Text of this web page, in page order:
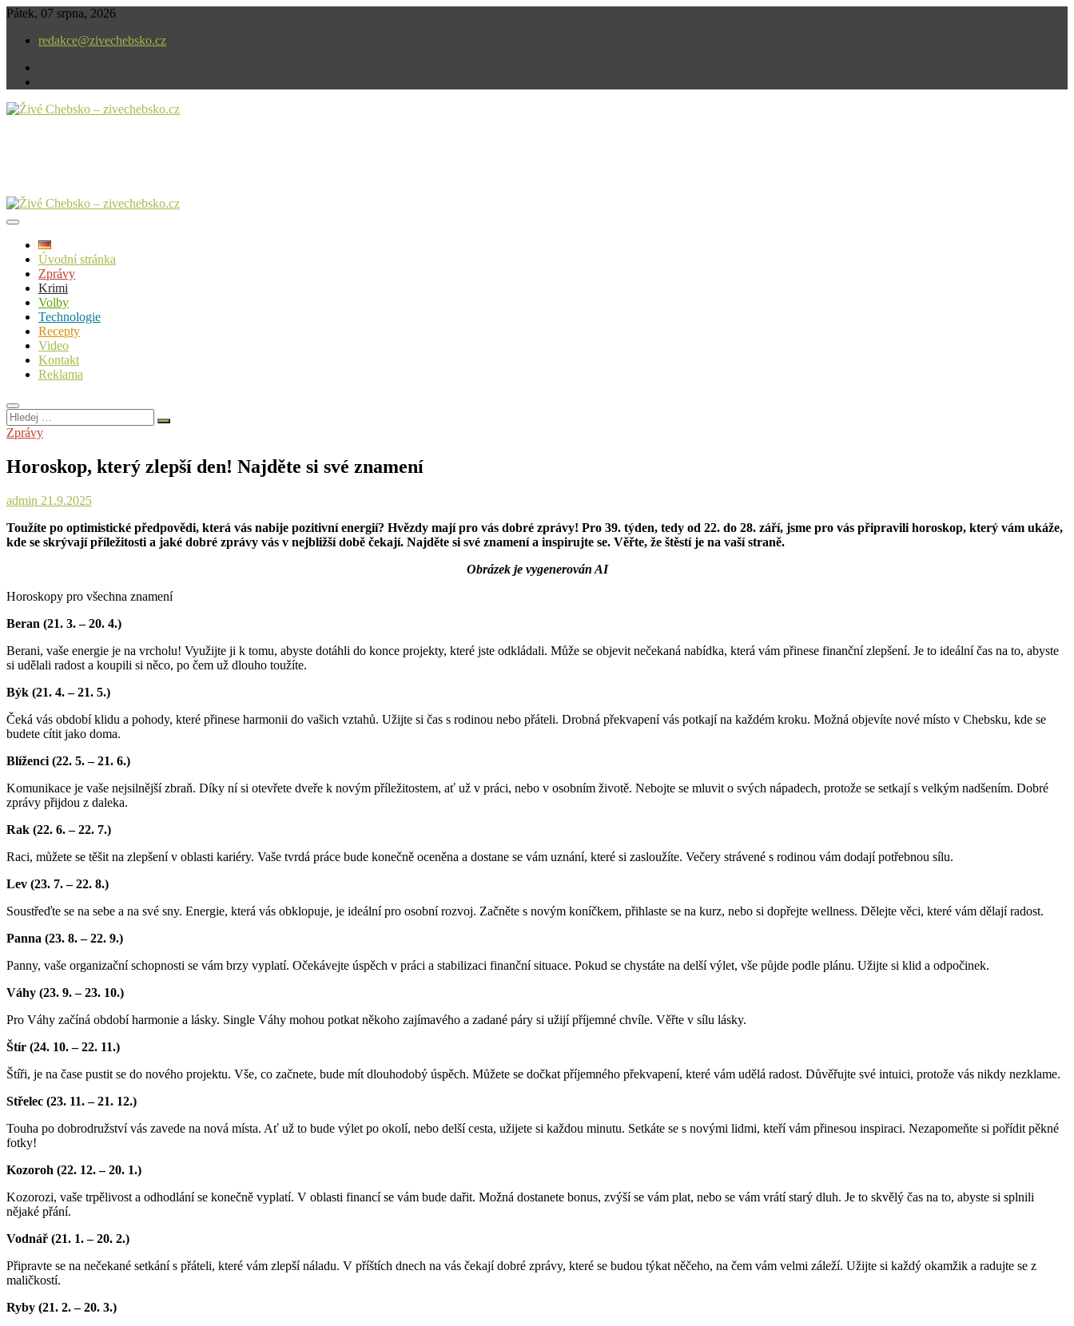
Skip
content
Pátek, 07 srpna, 2026
redakce@zivechebsko.cz
Úvodní stránka
Zprávy
Krimi
Volby
Technologie
Recepty
Video
Kontakt
Reklama
Hledej
…
Zprávy
Horoskop, který zlepší den! Najděte si své znamení
admin 21.9.2025
Toužíte po optimistické předpovědi, která vás nabije pozitivní energií? Hvězdy mají pro vás dobré zprávy! Pro 39. týden, tedy od 22. do 28. září, jsme pro vás připravili horoskop, který vám ukáže,
kde se skrývají příležitosti a jaké dobré zprávy vás v nejbližší době čekají. Najděte si své znamení a inspirujte se. Věřte, že štěstí je na vaší straně.
Obrázek je vygenerován AI
Horoskopy pro všechna znamení
Beran (21. 3. – 20. 4.)
Berani, vaše energie je na vrcholu! Využijte ji k tomu, abyste dotáhli do konce projekty, které jste odkládali. Může se objevit nečekaná nabídka, která vám přinese finanční zlepšení. Je to ideální čas na to, abyste
si udělali radost a koupili si něco, po čem už dlouho toužíte.
Býk (21. 4. – 21. 5.)
Čeká vás období klidu a pohody, které přinese harmonii do vašich vztahů. Užijte si čas s rodinou nebo přáteli. Drobná překvapení vás potkají na každém kroku. Možná objevíte nové místo v Chebsku, kde se
budete cítit jako doma.
Blíženci (22. 5. – 21. 6.)
Komunikace je vaše nejsilnější zbraň. Díky ní si otevřete dveře k novým příležitostem, ať už v práci, nebo v osobním životě. Nebojte se mluvit o svých nápadech, protože se setkají s velkým nadšením. Dobré
zprávy přijdou z daleka.
Rak (22. 6. – 22. 7.)
Raci, můžete se těšit na zlepšení v oblasti kariéry. Vaše tvrdá práce bude konečně oceněna a dostane se vám uznání, které si zasloužíte. Večery strávené s rodinou vám dodají potřebnou sílu.
Lev (23. 7. – 22. 8.)
Soustřeďte se na sebe a na své sny. Energie, která vás obklopuje, je ideální pro osobní rozvoj. Začněte s novým koníčkem, přihlaste se na kurz, nebo si dopřejte wellness. Dělejte věci, které vám dělají radost.
Panna (23. 8. – 22. 9.)
Panny, vaše organizační schopnosti se vám brzy vyplatí. Očekávejte úspěch v práci a stabilizaci finanční situace. Pokud se chystáte na delší výlet, vše půjde podle plánu. Užijte si klid a odpočinek.
Váhy (23. 9. – 23. 10.)
Pro Váhy začíná období harmonie a lásky. Single Váhy mohou potkat někoho zajímavého a zadané páry si užijí příjemné chvíle. Věřte v sílu lásky.
Štír (24. 10. – 22. 11.)
Štíři, je na čase pustit se do nového projektu. Vše, co začnete, bude mít dlouhodobý úspěch. Můžete se dočkat příjemného překvapení, které vám udělá radost. Důvěřujte své intuici, protože vás nikdy nezklame.
Střelec (23. 11. – 21. 12.)
Touha po dobrodružství vás zavede na nová místa. Ať už to bude výlet po okolí, nebo delší cesta, užijete si každou minutu. Setkáte se s novými lidmi, kteří vám přinesou inspiraci. Nezapomeňte si pořídit pěkné
fotky!
Kozoroh (22. 12. – 20. 1.)
Kozorozi, vaše trpělivost a odhodlání se konečně vyplatí. V oblasti financí se vám bude dařit. Možná dostanete bonus, zvýší se vám plat, nebo se vám vrátí starý dluh. Je to skvělý čas na to, abyste si splnili
nějaké přání.
Vodnář (21. 1. – 20. 2.)
Připravte se na nečekané setkání s přáteli, které vám zlepší náladu. V příštích dnech na vás čekají dobré zprávy, které se budou týkat něčeho, na čem vám velmi záleží. Užijte si každý okamžik a radujte se z
maličkostí.
Ryby (21. 2. – 20. 3.)